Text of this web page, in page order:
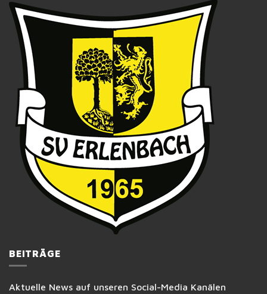
BEITRÄGE
Aktuelle News auf unseren Social-Media Kanälen